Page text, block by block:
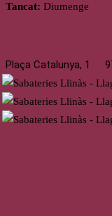
Tancat: Diumenge
Plaça Catalunya, 1